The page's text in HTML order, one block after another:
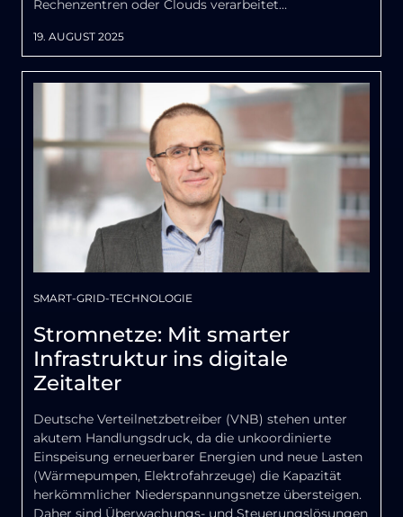
19. AUGUST 2025
SMART-GRID-TECHNOLOGIE
Stromnetze: Mit smarter
Infrastruktur ins digitale
Zeitalter
Deutsche Verteilnetzbetreiber (VNB) stehen unter
akutem Handlungsdruck, da die unkoordinierte
Einspeisung erneuerbarer Energien und neue Lasten
(Wärmepumpen, Elektrofahrzeuge) die Kapazität
herkömmlicher Niederspannungsnetze übersteigen.
Daher sind Überwachungs- und Steuerungslösungen